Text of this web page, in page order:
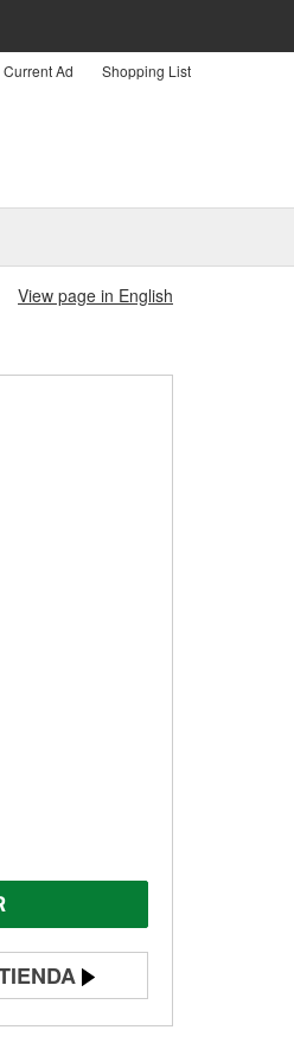
Current Ad Shopping List
View page in English